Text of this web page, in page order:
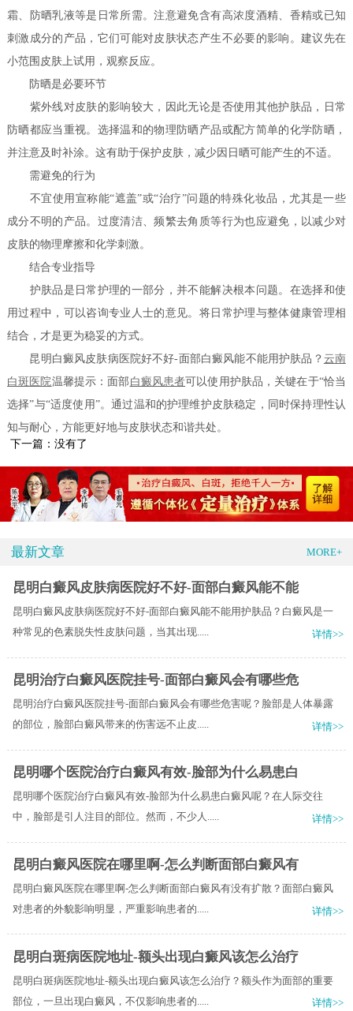
霜、防晒乳液等是日常所需。注意避免含有高浓度酒精、香精或已知
刺激成分的产品，它们可能对皮肤状态产生不必要的影响。建议先在
小范围皮肤上试用，观察反应。
防晒是必要环节
紫外线对皮肤的影响较大，因此无论是否使用其他护肤品，日常
防晒都应当重视。选择温和的物理防晒产品或配方简单的化学防晒，
并注意及时补涂。这有助于保护皮肤，减少因日晒可能产生的不适。
需避免的行为
不宜使用宣称能“遮盖”或“治疗”问题的特殊化妆品，尤其是一些
成分不明的产品。过度清洁、频繁去角质等行为也应避免，以减少对
皮肤的物理摩擦和化学刺激。
结合专业指导
护肤品是日常护理的一部分，并不能解决根本问题。在选择和使
用过程中，可以咨询专业人士的意见。将日常护理与整体健康管理相
结合，才是更为稳妥的方式。
昆明白癜风皮肤病医院好不好-面部白癜风能不能用护肤品？ 云南
白斑医院温馨提示：面部 白癜风患者可以使用护肤品，关键在于“恰当
选择”与“适度使用”。通过温和的护理维护皮肤稳定，同时保持理性认
知与耐心，方能更好地与皮肤状态和谐共处。
下一篇：没有了
最新文章 MORE+
昆明白癜风皮肤病医院好不好-面部白癜风能不能
昆明白癜风皮肤病医院好不好-面部白癜风能不能用护肤品？白癜风是一
种常见的色素脱失性皮肤问题，当其出现.....
详情>>
昆明治疗白癜风医院挂号-面部白癜风会有哪些危
昆明治疗白癜风医院挂号-面部白癜风会有哪些危害呢？脸部是人体暴露
的部位，脸部白癜风带来的伤害远不止皮.....
详情>>
昆明哪个医院治疗白癜风有效-脸部为什么易患白
昆明哪个医院治疗白癜风有效-脸部为什么易患白癜风呢？在人际交往
中，脸部是引人注目的部位。然而，不少人.....
详情>>
昆明白癜风医院在哪里啊-怎么判断面部白癜风有
昆明白癜风医院在哪里啊-怎么判断面部白癜风有没有扩散？面部白癜风
对患者的外貌影响明显，严重影响患者的.....
详情>>
昆明白斑病医院地址-额头出现白癜风该怎么治疗
昆明白斑病医院地址-额头出现白癜风该怎么治疗？额头作为面部的重要
部位，一旦出现白癜风，不仅影响患者的.....
详情>>